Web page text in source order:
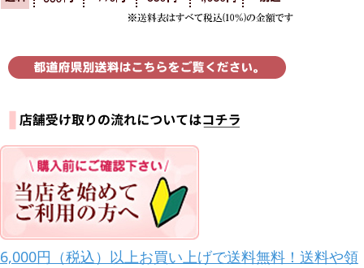
6,000円（税込）以上お買い上げで送料無料！送料や領